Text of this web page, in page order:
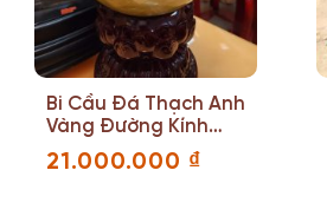
Bi Cầu Đá Thạch Anh
Vàng Đường Kính
18(cm)
21.000.000 ₫